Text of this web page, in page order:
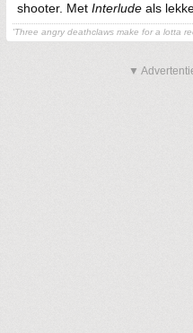
shooter. Met Interlude als
'Three angry deathclaws make for a lotta
▼